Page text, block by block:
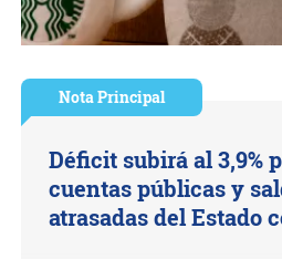
Nota Principal
Déficit subirá al 3,9%
cuentas públicas y
atrasadas del Estado